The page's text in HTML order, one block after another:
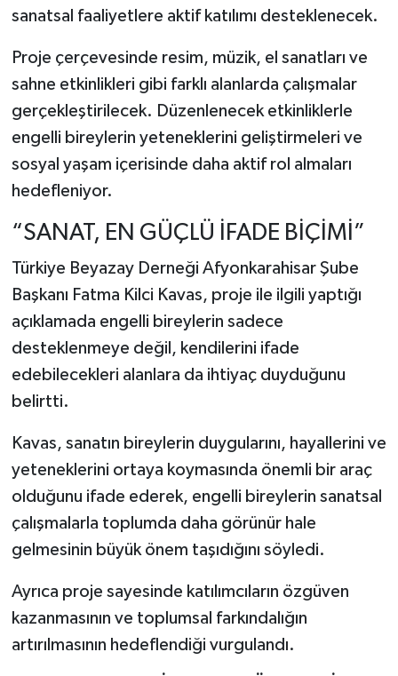
sanatsal faaliyetlere aktif katılımı desteklenecek.
Proje çerçevesinde resim, müzik, el sanatları ve
sahne etkinlikleri gibi farklı alanlarda çalışmalar
gerçekleştirilecek. Düzenlenecek etkinliklerle
engelli bireylerin yeteneklerini geliştirmeleri ve
sosyal yaşam içerisinde daha aktif rol almaları
hedefleniyor.
“SANAT, EN GÜÇLÜ İFADE BİÇİMİ”
Türkiye Beyazay Derneği Afyonkarahisar Şube
Başkanı Fatma Kilci Kavas, proje ile ilgili yaptığı
açıklamada engelli bireylerin sadece
desteklenmeye değil, kendilerini ifade
edebilecekleri alanlara da ihtiyaç duyduğunu
belirtti.
Kavas, sanatın bireylerin duygularını, hayallerini ve
yeteneklerini ortaya koymasında önemli bir araç
olduğunu ifade ederek, engelli bireylerin sanatsal
çalışmalarla toplumda daha görünür hale
gelmesinin büyük önem taşıdığını söyledi.
Ayrıca proje sayesinde katılımcıların özgüven
kazanmasının ve toplumsal farkındalığın
artırılmasının hedeflendiği vurgulandı.